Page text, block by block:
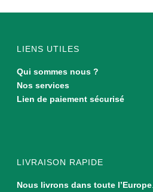
LIENS UTILES
Qui sommes nous ?
Nos services
Lien de paiement sécurisé
LIVRAISON RAPIDE
Nous livrons dans toute l’Europe